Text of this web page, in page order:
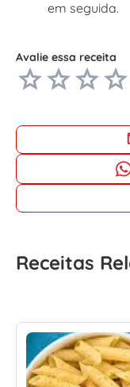
em seguida.
Avalie essa receita
Receitas